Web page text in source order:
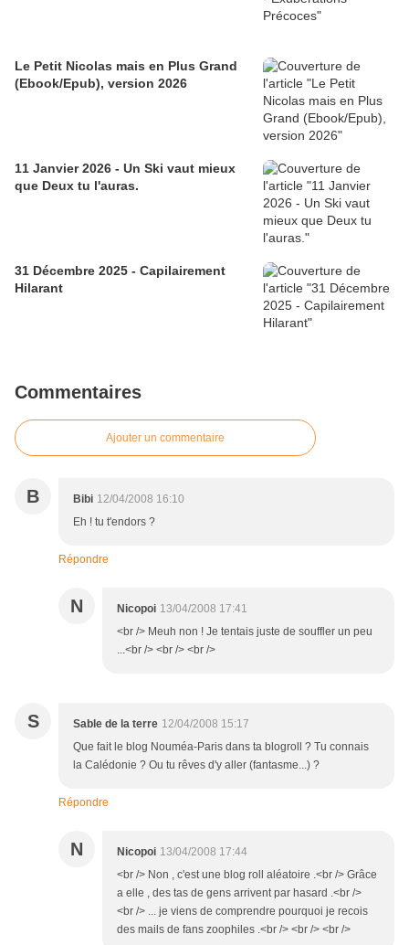
Le Petit Nicolas mais en Plus Grand
(Ebook/Epub), version 2026
11 Janvier 2026 - Un Ski vaut mieux
que Deux tu l'auras.
31 Décembre 2025 - Capilairement
Hilarant
Commentaires
Ajouter un commentaire
B Bibi 12/04/2008 16:10
Eh ! tu t'endors ?
Répondre
N Nicopoi 13/04/2008 17:41
<br /> Meuh non ! Je tentais juste de souffler un peu
...<br /> <br /> <br />
S Sable de la terre 12/04/2008 15:17
Que fait le blog Nouméa-Paris dans ta blogroll ? Tu connais
la Calédonie ? Ou tu rêves d'y aller (fantasme...) ?
Répondre
N Nicopoi 13/04/2008 17:44
<br /> Non , c'est une blog roll aléatoire .<br /> Grâce
a elle , des tas de gens arrivent par hasard .<br />
<br /> ... je viens de comprendre pourquoi je recois
des mails de fans zoophiles .<br /> <br /> <br />